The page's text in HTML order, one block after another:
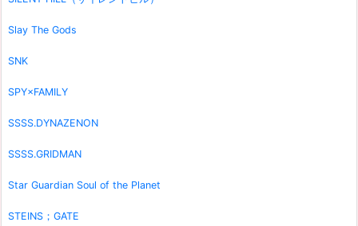
Slay The Gods
SNK
SPY×FAMILY
SSSS.DYNAZENON
SSSS.GRIDMAN
Star Guardian Soul of the Planet
STEINS；GATE